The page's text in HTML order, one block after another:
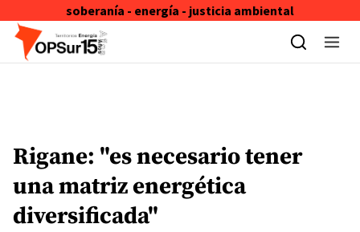
soberanía - energía - justicia ambiental
Skip to content
Rigane: "es necesario tener
una matriz energética
diversificada"